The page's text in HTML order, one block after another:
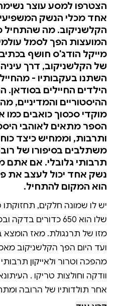
הצטרפו למסע עוצר
אחד מכלי הנשק
הקלשניקוב. מה שהתחיל
המועצות הפך לסמל
מייקל הודג'ס חושף
של הקלשניקוב, דרך
השתנו בעקבותיו -
הילדים החיילים
ההיסטוריים והמדיניים,
מוקדי סכסוך כואבים כמו
הספר מתאים לאוהבי
ותרבות, וממחיש כיצד
משתלבים בסיפורו של
תרבותי גלובלי. אם אתם
נשק אחד יכול לעצב את
הוא המקום להתחיל.
יש לו שמונה חלקים,
שלו הוא 650 כדורים
ועד היום הפך הקלשניקוב
מהפכה וטרור ולאייקון
וודקה וחולצות טריקו .
אחר תולדותיו של הרובה